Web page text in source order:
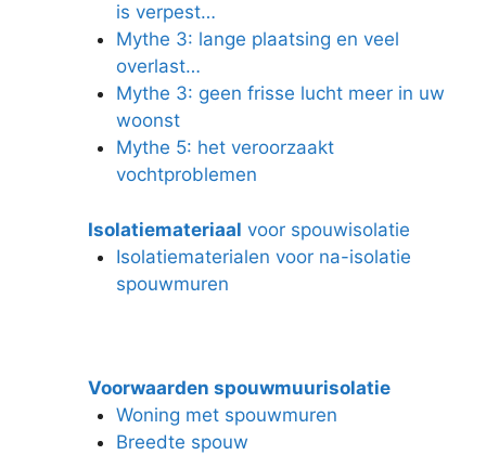
is verpest…
Mythe 3: lange plaatsing en veel
overlast…
Mythe 3: geen frisse lucht meer in uw
woonst
Mythe 5: het veroorzaakt
vochtproblemen
Isolatiemateriaal voor spouwisolatie
Isolatiematerialen voor na-isolatie
spouwmuren
Voorwaarden spouwmuurisolatie
Woning met spouwmuren
Breedte spouw